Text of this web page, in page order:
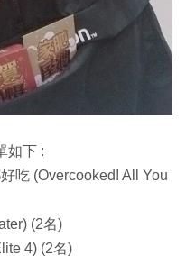
如下 :
吃 (Overcooked! All You
(2名)
4) (2名)